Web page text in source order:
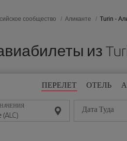
сообщество Аликанте Turin -
из
ПЕРЕЛЕТ ОТЕЛЬ
Дата Туда
Введите дату в